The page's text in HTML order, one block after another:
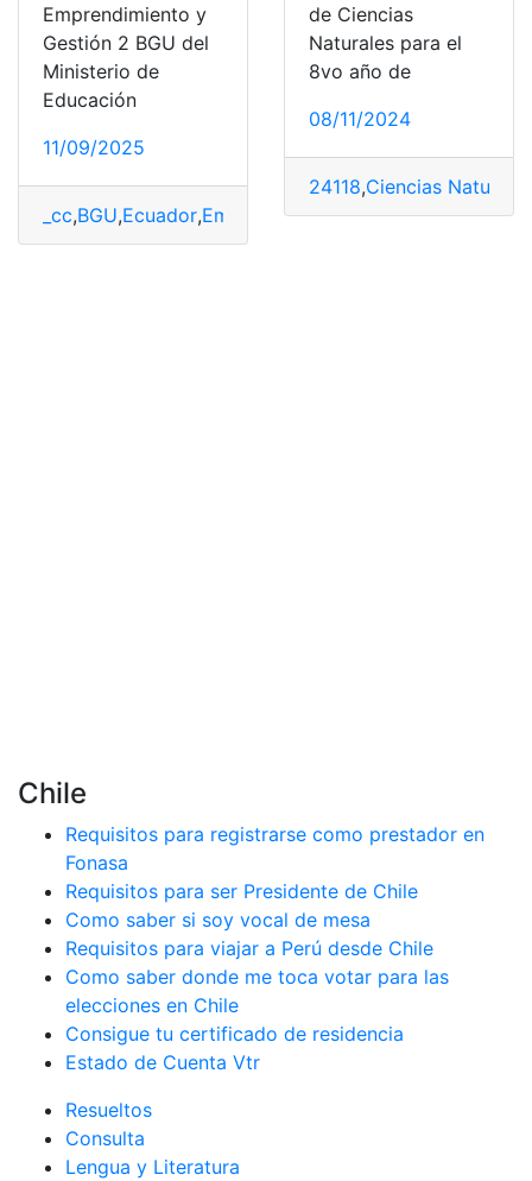
Emprendimiento y
Gestión 2 BGU del
Ministerio de
Educación
11/09/2025
_cc,BGU,Ecuador,Emprendimiento y Gestión,Libros,
de Ciencias
Naturales para el
8vo año de
08/11/2024
24118,Ciencias Naturales
Chile
Requisitos para registrarse como prestador en
Fonasa
Requisitos para ser Presidente de Chile
Como saber si soy vocal de mesa
Requisitos para viajar a Perú desde Chile
Como saber donde me toca votar para las
elecciones en Chile
Consigue tu certificado de residencia
Estado de Cuenta Vtr
Resueltos
Consulta
Lengua y Literatura